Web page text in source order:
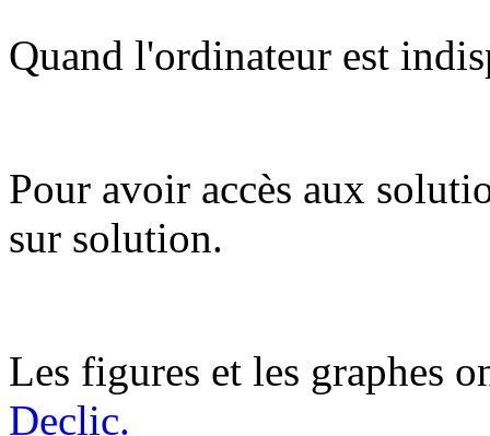
Quand l'ordinateur est
Pour avoir accès aux
sur solution.
Les figures et les graphes
Declic.